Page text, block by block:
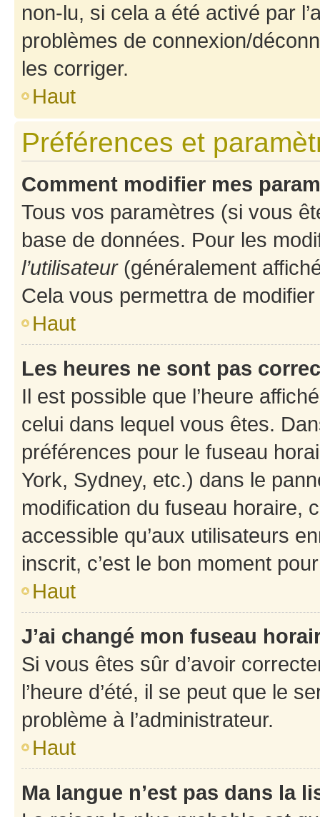
non-lu, si cela a été activé par
problèmes de connexion/
les corriger.
Haut
Préférences et
Comment modifier mes
Tous vos paramètres (si vous
base de données. Pour les
l’utilisateur(généralement
Cela vous permettra de
Haut
Les heures ne sont pas
Il est possible que l’heure
celui dans lequel vous êtes.
préférences pour le fuseau
York, Sydney, etc.) dans le
modification du fuseau horaire,
accessible qu’aux utilisateurs
inscrit, c’est le bon moment
Haut
J’ai changé mon fuseau
Si vous êtes sûr d’avoir
l’heure d’été, il se peut que le
problème à l’administrateur.
Haut
Ma langue n’est pas dans la